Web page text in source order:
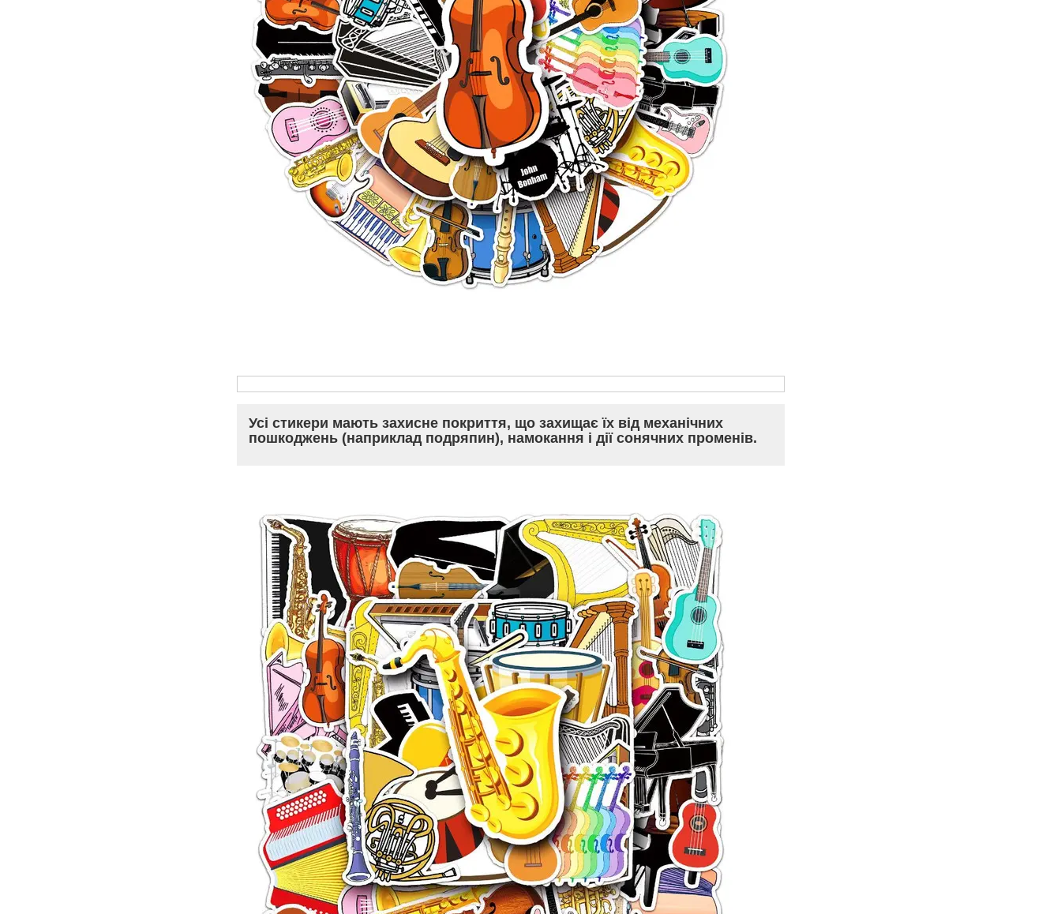
Усі стикери мають захисне покриття, що захищає їх від механічних
пошкоджень (наприклад подряпин), намокання і дії сонячних променів.